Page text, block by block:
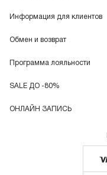
Информация для клиентов
Обмен и возврат
Программа лояльности
SALE ДО -80%
ОНЛАЙН ЗАПИСЬ